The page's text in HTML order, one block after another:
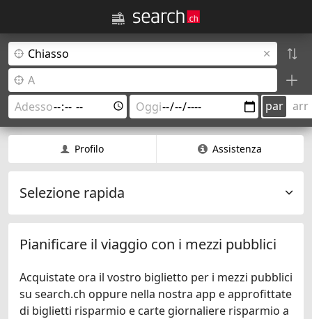
par arr
Profilo Assistenza
Selezione rapida
Pianificare il viaggio con i mezzi pubblici
Acquistate ora il vostro biglietto per i mezzi pubblici
su search.ch oppure nella nostra app e approfittate
di biglietti risparmio e carte giornaliere risparmio a